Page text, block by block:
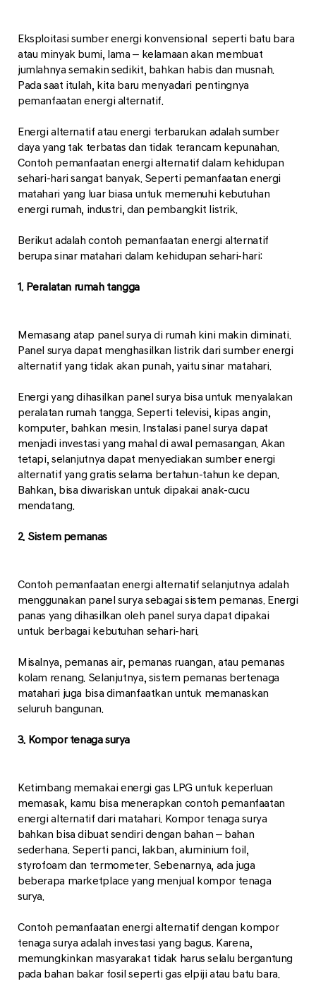
Eksploitasi sumber energi konvensional seperti batu bara
atau minyak bumi, lama – kelamaan akan membuat
jumlahnya semakin sedikit, bahkan habis dan musnah.
Pada saat itulah, kita baru menyadari pentingnya
pemanfaatan energi alternatif.
Energi alternatif atau energi terbarukan adalah sumber
daya yang tak terbatas dan tidak terancam kepunahan.
Contoh pemanfaatan energi alternatif dalam kehidupan
sehari-hari sangat banyak. Seperti pemanfaatan energi
matahari yang luar biasa untuk memenuhi kebutuhan
energi rumah, industri, dan pembangkit listrik.
Berikut adalah contoh pemanfaatan energi alternatif
berupa sinar matahari dalam kehidupan sehari-hari:
1. Peralatan rumah tangga
Memasang atap panel surya di rumah kini makin diminati.
Panel surya dapat menghasilkan listrik dari sumber energi
alternatif yang tidak akan punah, yaitu sinar matahari.
Energi yang dihasilkan panel surya bisa untuk menyalakan
peralatan rumah tangga. Seperti televisi, kipas angin,
komputer, bahkan mesin. Instalasi panel surya dapat
menjadi investasi yang mahal di awal pemasangan. Akan
tetapi, selanjutnya dapat menyediakan sumber energi
alternatif yang gratis selama bertahun-tahun ke depan.
Bahkan, bisa diwariskan untuk dipakai anak-cucu
mendatang.
2. Sistem pemanas
Contoh pemanfaatan energi alternatif selanjutnya adalah
menggunakan panel surya sebagai sistem pemanas. Energi
panas yang dihasilkan oleh panel surya dapat dipakai
untuk berbagai kebutuhan sehari-hari.
Misalnya, pemanas air, pemanas ruangan, atau pemanas
kolam renang. Selanjutnya, sistem pemanas bertenaga
matahari juga bisa dimanfaatkan untuk memanaskan
seluruh bangunan.
3. Kompor tenaga surya
Ketimbang memakai energi gas LPG untuk keperluan
memasak, kamu bisa menerapkan contoh pemanfaatan
energi alternatif dari matahari. Kompor tenaga surya
bahkan bisa dibuat sendiri dengan bahan – bahan
sederhana. Seperti panci, lakban, aluminium foil,
styrofoam dan termometer. Sebenarnya, ada juga
beberapa marketplace yang menjual kompor tenaga
surya.
Contoh pemanfaatan energi alternatif dengan kompor
tenaga surya adalah investasi yang bagus. Karena,
memungkinkan masyarakat tidak harus selalu bergantung
pada bahan bakar fosil seperti gas elpiji atau batu bara.